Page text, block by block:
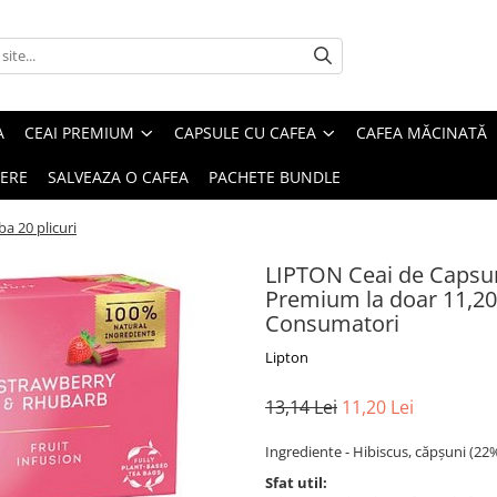
CEAI PREMIUM CAPSULE CU CAFEA CAFEA MĂCINATĂ
SALVEAZA O CAFEA PACHETE BUNDLE
20 plicuri
LIPTON Ceai de
Premium la doar
Consumatori
Lipton
13,14 Lei 11,20 Lei
Ingrediente - Hibiscus, căpșuni
Sfat util: